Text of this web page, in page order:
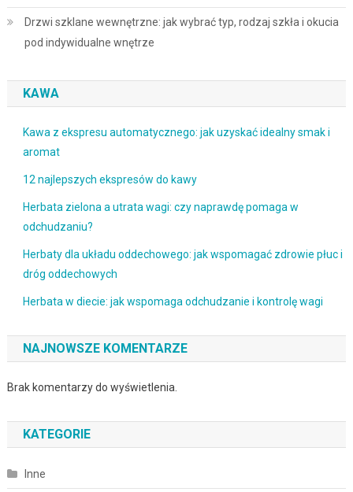
Drzwi szklane wewnętrzne: jak wybrać typ, rodzaj szkła i okucia
pod indywidualne wnętrze
KAWA
Kawa z ekspresu automatycznego: jak uzyskać idealny smak i
aromat
12 najlepszych ekspresów do kawy
Herbata zielona a utrata wagi: czy naprawdę pomaga w
odchudzaniu?
Herbaty dla układu oddechowego: jak wspomagać zdrowie płuc i
dróg oddechowych
Herbata w diecie: jak wspomaga odchudzanie i kontrolę wagi
NAJNOWSZE KOMENTARZE
Brak komentarzy do wyświetlenia.
KATEGORIE
Inne